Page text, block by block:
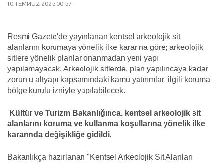
10 TEMMUZ 2025 00:57
Resmi Gazete'de yayınlanan kentsel arkeolojik sit
alanlarını korumaya yönelik ilke kararına göre; arkeolojik
sitlere yönelik planlar onanmadan yeni yapı
yapılamayacak. Arkeolojik sitlerde, plan yapılıncaya kadar
zorunlu altyapı kapsamındaki kamu yatırımları ilgili koruma
bölge kurulu izniyle yapılabilecek.
Kültür ve Turizm Bakanlığınca, kentsel arkeolojik sit
alanlarını koruma ve kullanma koşullarına yönelik ilke
kararında değişikliğe gidildi.
Bakanlıkça hazırlanan "Kentsel Arkeolojik Sit Alanları